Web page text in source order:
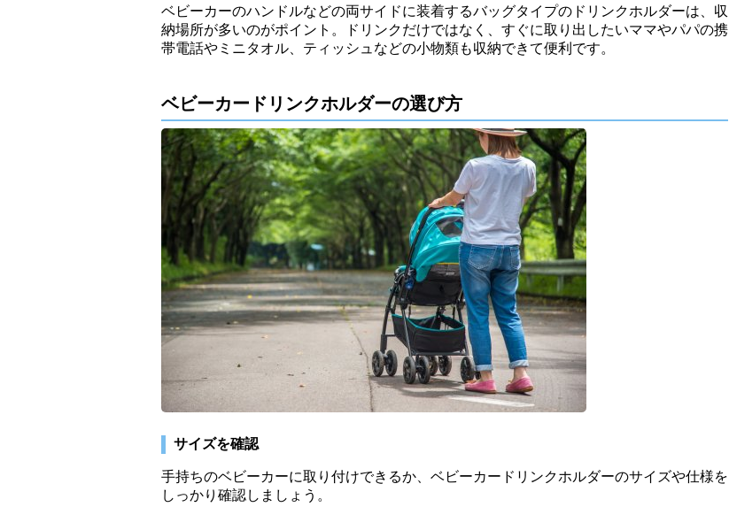
ベビーカーのハンドルなどの両サイドに装着するバッグタイプのドリンクホルダーは、収
納場所が多いのがポイント。ドリンクだけではなく、すぐに取り出したいママやパパの携
帯電話やミニタオル、ティッシュなどの小物類も収納できて便利です。
ベビーカードリンクホルダーの選び方
サイズを確認
手持ちのベビーカーに取り付けできるか、ベビーカードリンクホルダーのサイズや仕様を
しっかり確認しましょう。